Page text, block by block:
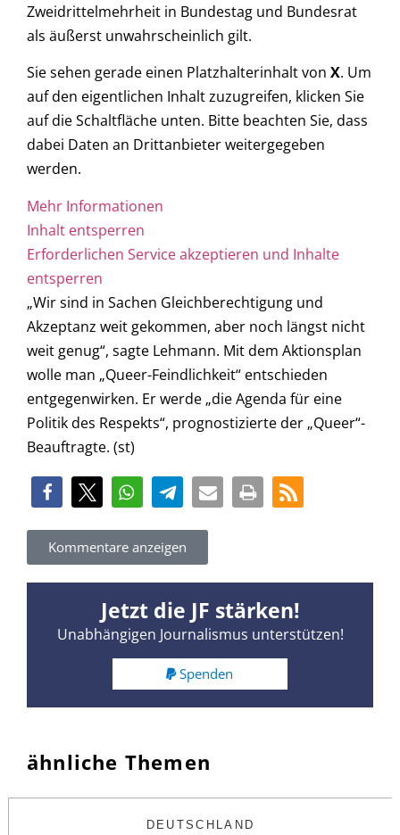
Zweidrittelmehrheit in Bundestag und Bundesrat
als äußerst unwahrscheinlich gilt.
Sie sehen gerade einen Platzhalterinhalt von X. Um
auf den eigentlichen Inhalt zuzugreifen, klicken Sie
auf die Schaltfläche unten. Bitte beachten Sie, dass
dabei Daten an Drittanbieter weitergegeben
werden.
Mehr Informationen
Inhalt entsperren
Erforderlichen Service akzeptieren und Inhalte
entsperren
„Wir sind in Sachen Gleichberechtigung und
Akzeptanz weit gekommen, aber noch längst nicht
weit genug“, sagte Lehmann. Mit dem Aktionsplan
wolle man „Queer-Feindlichkeit“ entschieden
entgegenwirken. Er werde „die Agenda für eine
Politik des Respekts“, prognostizierte der „Queer“-
Beauftragte. (st)
Kommentare anzeigen
Jetzt die JF stärken!
Unabhängigen Journalismus unterstützen!
Spenden
ähnliche Themen
DEUTSCHLAND